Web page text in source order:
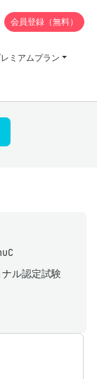
ミアムプラン
会員登録（無料）
ナル認定試験